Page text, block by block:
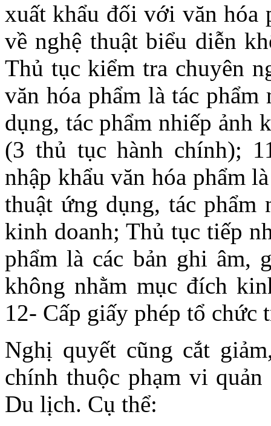
xuất khẩu đối với văn hóa
về nghệ thuật biểu diễn
Thủ tục kiểm tra chuyên
văn hóa phẩm là tác
dụng, tác phẩm nhiếp ảnh
(3 thủ tục hành chính);
nhập khẩu văn hóa phẩm
thuật ứng dụng, tác phẩm
kinh doanh; Thủ tục tiếp
phẩm là các bản ghi âm,
không nhằm mục đích
12- Cấp giấy phép tổ chức
Nghị quyết cũng cắt
chính thuộc phạm vi
Du lịch. Cụ thể: